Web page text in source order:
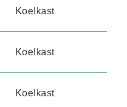
Koelkast
Koelkast
Koelkast